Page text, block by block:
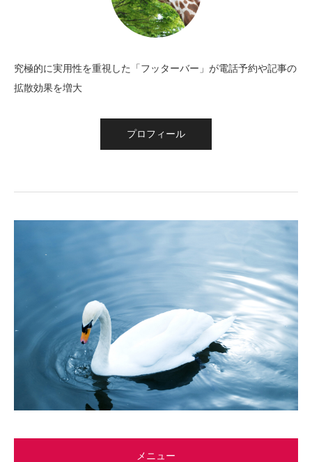
究極的に実用性を重視した「フッターバー」が電話予約や記事の
拡散効果を増大
プロフィール
メニュー